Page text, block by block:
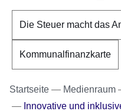
Die Steuer macht das
Kommunalfinanzkarte
Startseite Medienraum
Innovative und